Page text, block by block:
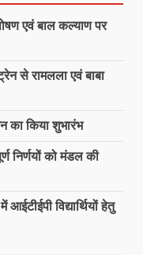
एवं बाल कल्याण पर
से रामलला एवं बाबा
का किया शुभारंभ
निर्णयों को मंडल की
विद्यार्थियों हेतु